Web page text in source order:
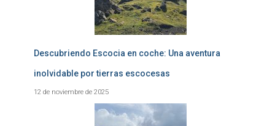
Descubriendo Escocia en coche: Una aventura
inolvidable por tierras escocesas
12 de noviembre de 2025